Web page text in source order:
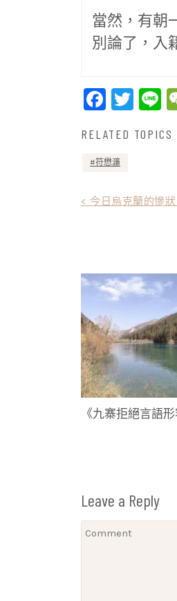
當然，有朝
別論了，入
RELATED TOPICS
符懋濂
文
覽
< 今日烏克蘭的慘
《九寨拒絕言語
Leave a Reply